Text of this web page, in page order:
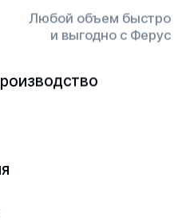
Любой объем быстро
и выгодно с Ферус